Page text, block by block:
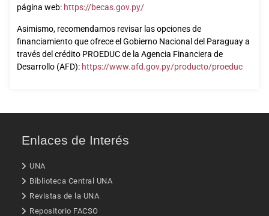
página web: https://becas.gov.py/
Asimismo, recomendamos revisar las opciones de
financiamiento que ofrece el Gobierno Nacional del Paraguay a
través del crédito PROEDUC de la Agencia Financiera de
Desarrollo (AFD): https://www.afd.gov.py/producto/proeduc
Enlaces de Interés
UNA
Biblioteca Central UNA
Revistas de la UNA
Repositorio FACSO